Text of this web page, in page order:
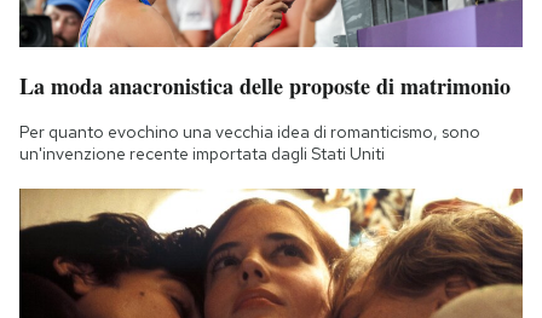
La moda anacronistica delle proposte di matrimonio
Per quanto evochino una vecchia idea di romanticismo, sono
un'invenzione recente importata dagli Stati Uniti